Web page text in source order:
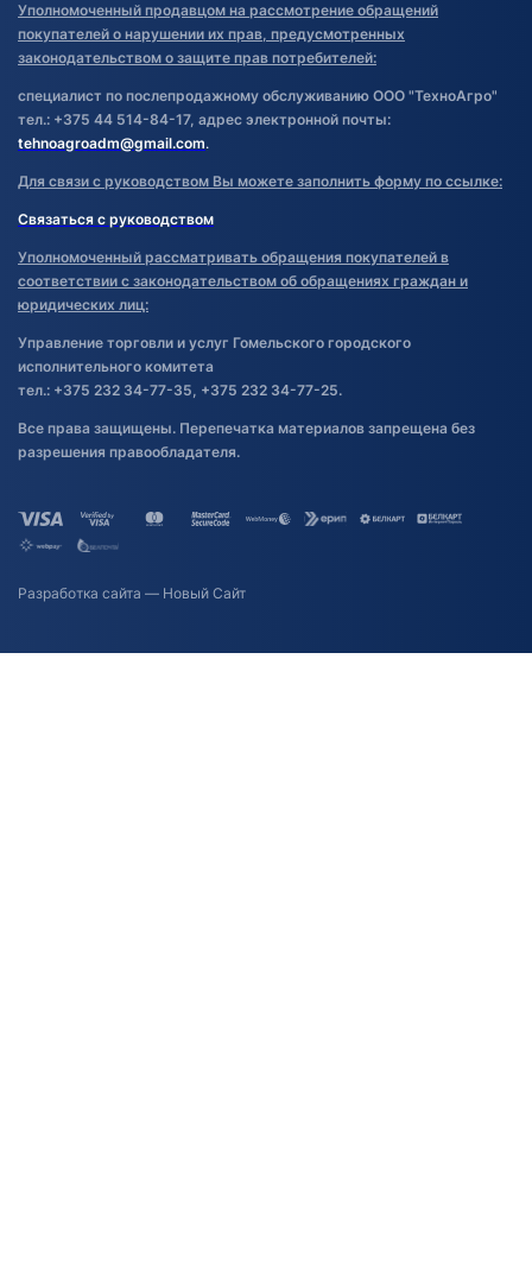
Уполномоченный продавцом на рассмотрение обращений
покупателей о нарушении их прав, предусмотренных
законодательством о защите прав потребителей:
специалист по послепродажному обслуживанию ООО "ТехноАгро"
тел.: +375 44 514-84-17, адрес электронной почты:
tehnoagroadm@gmail.com.
Для связи с руководством Вы можете заполнить форму по ссылке:
Связаться с руководством
Уполномоченный рассматривать обращения покупателей в
соответствии с законодательством об обращениях граждан и
юридических лиц:
Управление торговли и услуг Гомельского городского
исполнительного комитета
тел.: +375 232 34-77-35, +375 232 34-77-25.
Все права защищены. Перепечатка материалов запрещена без
разрешения правообладателя.
Разработка сайта — Новый Сайт